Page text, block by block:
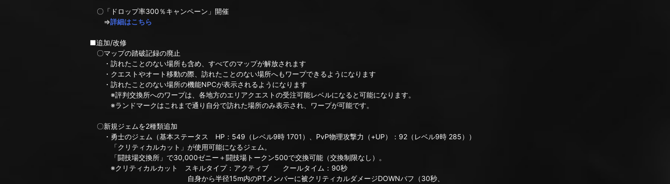
〇「ドロップ率300％キャンペーン」開催
⇒詳細はこちら
■追加/改修
〇マップの踏破記録の廃止
・訪れたことのない場所も含め、すべてのマップが解放されます
・クエストやオート移動の際、訪れたことのない場所へもワープできるようになります
・訪れたことのない場所の機能NPCが表示されるようになります
※評判交換所へのワープは、各地方のエリアクエストの受注可能レベルになると可能になります。
※ランドマークはこれまで通り自分で訪れた場所のみ表示され、ワープが可能です。
〇新規ジェムを2種類追加
・勇士のジェム（基本ステータス HP：549（レベル9時 1701）、PvP物理攻撃力（+UP）：92（レベル9時 285））
「クリティカルカット」が使用可能になるジェム。
「闘技場交換所」で30,000ゼニー＋闘技場トークン500で交換可能（交換制限なし）。
※クリティカルカット スキルタイプ：アクティブ クールタイム：90秒
自身から半径15m内のPTメンバーに被クリティカルダメージDOWNバフ（30秒、